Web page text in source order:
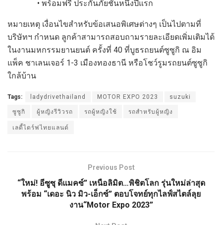
• พร้อมฟรี ประกันภัยชั้นหนึ่งปีแรก
หมายเหตุ เงื่อนไขสำหรับข้อเสนอพิเศษต่างๆ เป็นไปตามที่
บริษัทฯ กำหนด ลูกค้าสามารถสอบถามรายละเอียดเพิ่มเติมได้
ในงานมหกรรมยานยนต์ ครั้งที่ 40 ที่บูธรถยนต์ซูซูกิ ณ อิม
แพ็ค ชาเลนเจอร์ 1-3 เมืองทองธานี หรือโชว์รูมรถยนต์ซูซูกิ
ใกล้บ้าน
Tags: ladydrivethailand MOTOR EXPO 2023 suzuki
ซูซูกิ ผู้หญิงรีวิวรถ รถผู้หญิงใช้ รถสำหรับผู้หญิง
เลดี้ไดร์ฟไทยแลนด์
Previous Post
“ใหม่! อีซูซุ ดีแมคซ์” เหนือลิมิต…พิชิตโลก รุ่นใหม่ล่าสุด
พร้อม “เดอะ นิว มิว-เอ็กซ์” ตอบโจทย์ทุกไลฟ์สไตล์ลุย
งาน“Motor Expo 2023”